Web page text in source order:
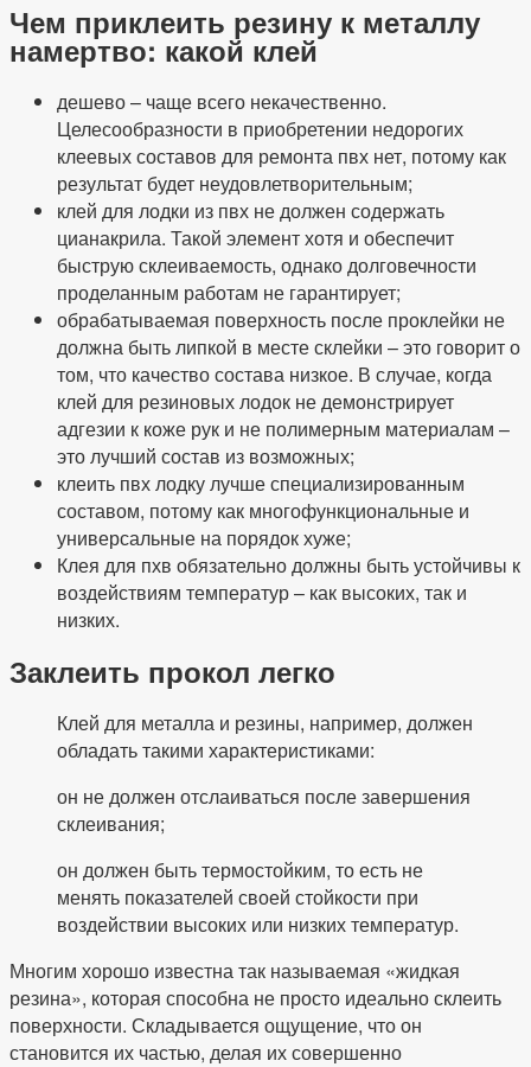
Чем приклеить резину к металлу
намертво: какой клей
дешево – чаще всего некачественно.
Целесообразности в приобретении недорогих
клеевых составов для ремонта пвх нет, потому как
результат будет неудовлетворительным;
клей для лодки из пвх не должен содержать
цианакрила. Такой элемент хотя и обеспечит
быструю склеиваемость, однако долговечности
проделанным работам не гарантирует;
обрабатываемая поверхность после проклейки не
должна быть липкой в месте склейки – это говорит о
том, что качество состава низкое. В случае, когда
клей для резиновых лодок не демонстрирует
адгезии к коже рук и не полимерным материалам –
это лучший состав из возможных;
клеить пвх лодку лучше специализированным
составом, потому как многофункциональные и
универсальные на порядок хуже;
Клея для пхв обязательно должны быть устойчивы к
воздействиям температур – как высоких, так и
низких.
Заклеить прокол легко
Клей для металла и резины, например, должен
обладать такими характеристиками:
он не должен отслаиваться после завершения
склеивания;
он должен быть термостойким, то есть не
менять показателей своей стойкости при
воздействии высоких или низких температур.
Многим хорошо известна так называемая «жидкая
резина», которая способна не просто идеально склеить
поверхности. Складывается ощущение, что он
становится их частью, делая их совершенно